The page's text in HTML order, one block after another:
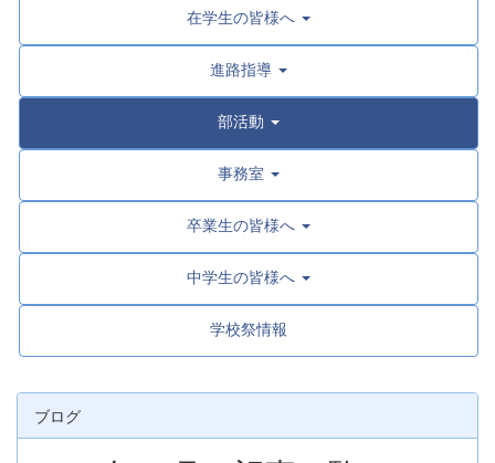
在学生の皆様へ
進路指導
部活動
事務室
卒業生の皆様へ
中学生の皆様へ
学校祭情報
ブログ